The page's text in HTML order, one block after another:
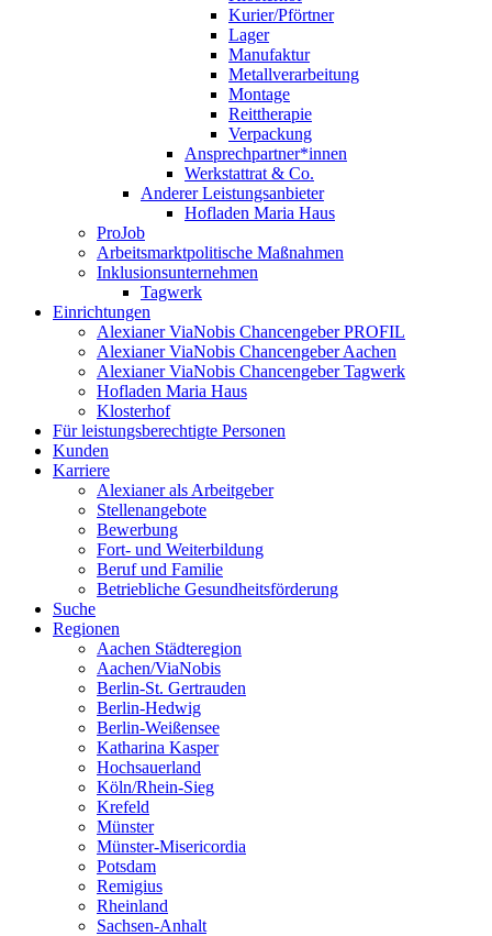
Kurier/Pförtner
Lager
Manufaktur
Metallverarbeitung
Montage
Reittherapie
Verpackung
Ansprechpartner*innen
Werkstattrat & Co.
Anderer Leistungsanbieter
Hofladen Maria Haus
ProJob
Arbeitsmarktpolitische Maßnahmen
Inklusionsunternehmen
Tagwerk
Einrichtungen
Alexianer ViaNobis Chancengeber PROFIL
Alexianer ViaNobis Chancengeber Aachen
Alexianer ViaNobis Chancengeber Tagwerk
Hofladen Maria Haus
Klosterhof
Für leistungsberechtigte Personen
Kunden
Karriere
Alexianer als Arbeitgeber
Stellenangebote
Bewerbung
Fort- und Weiterbildung
Beruf und Familie
Betriebliche Gesundheitsförderung
Suche
Regionen
Aachen Städteregion
Aachen/ViaNobis
Berlin-St. Gertrauden
Berlin-Hedwig
Berlin-Weißensee
Katharina Kasper
Hochsauerland
Köln/Rhein-Sieg
Krefeld
Münster
Münster-Misericordia
Potsdam
Remigius
Rheinland
Sachsen-Anhalt